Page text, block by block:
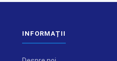
INFORMAȚII